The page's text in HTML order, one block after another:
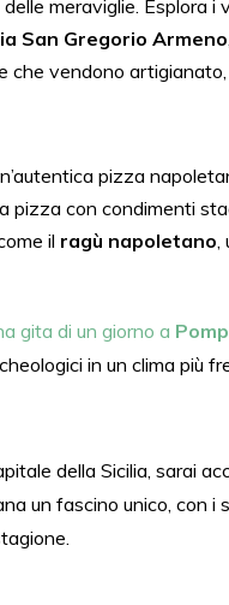
meraviglie. Esplora i
San Gregorio Armeno
che vendono
pizza
con condimenti
il ragù napoletano
gita di un giorno a
in un clima più
della Sicilia, sarai
un fascino unico, con i